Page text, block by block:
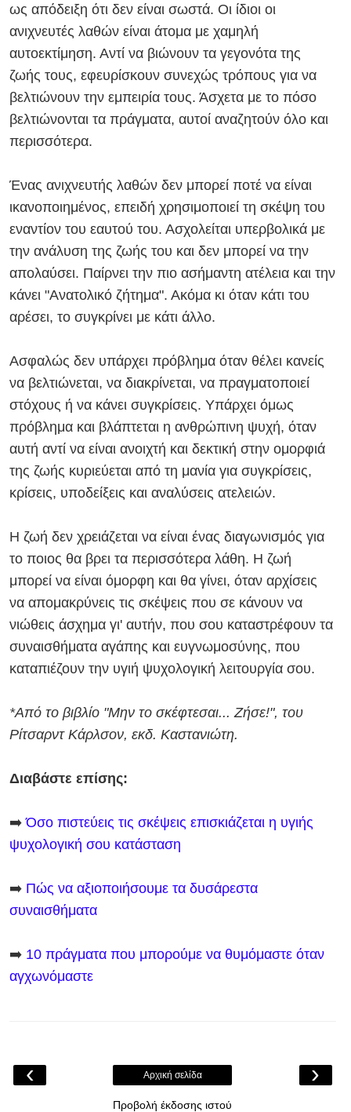
ως απόδειξη ότι δεν είναι σωστά. Οι ίδιοι οι
ανιχνευτές λαθών είναι άτομα με χαμηλή
αυτοεκτίμηση. Αντί να βιώνουν τα γεγονότα της
ζωής τους, εφευρίσκουν συνεχώς τρόπους για να
βελτιώνουν την εμπειρία τους. Άσχετα με το πόσο
βελτιώνονται τα πράγματα, αυτοί αναζητούν όλο και
περισσότερα.
Ένας ανιχνευτής λαθών δεν μπορεί ποτέ να είναι
ικανοποιημένος, επειδή χρησιμοποιεί τη σκέψη του
εναντίον του εαυτού του. Ασχολείται υπερβολικά με
την ανάλυση της ζωής του και δεν μπορεί να την
απολαύσει. Παίρνει την πιο ασήμαντη ατέλεια και την
κάνει "Ανατολικό ζήτημα". Ακόμα κι όταν κάτι του
αρέσει, το συγκρίνει με κάτι άλλο.
Ασφαλώς δεν υπάρχει πρόβλημα όταν θέλει κανείς
να βελτιώνεται, να διακρίνεται, να πραγματοποιεί
στόχους ή να κάνει συγκρίσεις. Υπάρχει όμως
πρόβλημα και βλάπτεται η ανθρώπινη ψυχή, όταν
αυτή αντί να είναι ανοιχτή και δεκτική στην ομορφιά
της ζωής κυριεύεται από τη μανία για συγκρίσεις,
κρίσεις, υποδείξεις και αναλύσεις ατελειών.
Η ζωή δεν χρειάζεται να είναι ένας διαγωνισμός για
το ποιος θα βρει τα περισσότερα λάθη. Η ζωή
μπορεί να είναι όμορφη και θα γίνει, όταν αρχίσεις
να απομακρύνεις τις σκέψεις που σε κάνουν να
νιώθεις άσχημα γι' αυτήν, που σου καταστρέφουν τα
συναισθήματα αγάπης και ευγνωμοσύνης, που
καταπιέζουν την υγιή ψυχολογική λειτουργία σου.
*Από το βιβλίο "Μην το σκέφτεσαι... Ζήσε!", του
Ρίτσαρντ Κάρλσον, εκδ. Καστανιώτη.
Διαβάστε επίσης:
➡️Όσο πιστεύεις τις σκέψεις επισκιάζεται η υγιής
ψυχολογική σου κατάσταση
➡️ Πώς να αξιοποιήσουμε τα δυσάρεστα
συναισθήματα
➡️ 10 πράγματα που μπορούμε να θυμόμαστε όταν
αγχωνόμαστε
‹ ›
Αρχική σελίδα
Προβολή έκδοσης ιστού